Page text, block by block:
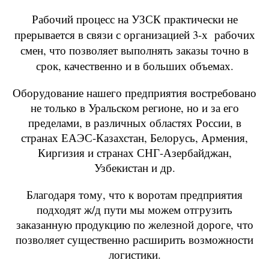
Рабочий процесс на УЗСК практически не
прерывается в связи с организацией 3-х рабочих
смен, что позволяет выполнять заказы точно в
срок, качественно и в больших объемах.
Оборудование нашего предприятия востребовано
не только в Уральском регионе, но и за его
пределами, в различных областях России, в
странах ЕАЭС-Казахстан, Белорусь, Армения,
Киргизия и странах СНГ-Азербайджан,
Узбекистан и др.
Благодаря тому, что к воротам предприятия
подходят ж/д пути мы можем отгрузить
заказанную продукцию по железной дороге, что
позволяет существенно расширить возможности
логистики.